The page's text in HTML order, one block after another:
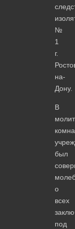
№
1
г.
на-
Дону.
В
был
о
всех
под